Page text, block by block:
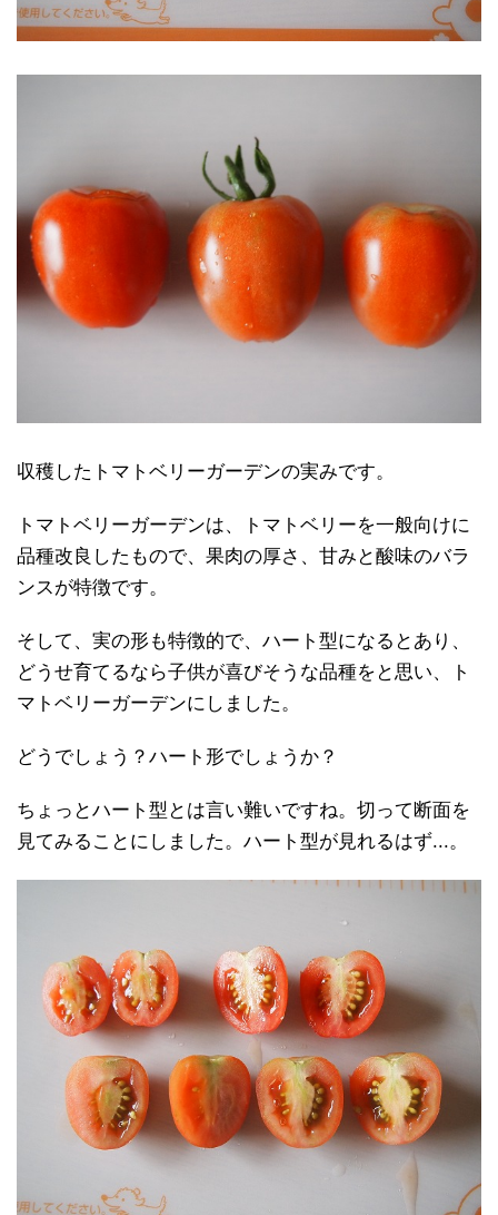
収穫したトマトベリーガーデンの実みです。
トマトベリーガーデンは、トマトベリーを一般向けに
品種改良したもので、果肉の厚さ、甘みと酸味のバラ
ンスが特徴です。
そして、実の形も特徴的で、ハート型になるとあり、
どうせ育てるなら子供が喜びそうな品種をと思い、ト
マトベリーガーデンにしました。
どうでしょう？ハート形でしょうか？
ちょっとハート型とは言い難いですね。切って断面を
見てみることにしました。ハート型が見れるはず...。